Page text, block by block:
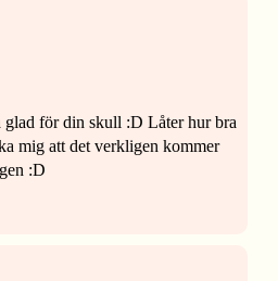
för din skull :D Låter hur bra
mig att det verkligen kommer
:D